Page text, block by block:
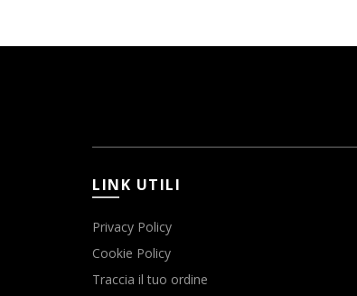
LINK UTILI
Privacy Policy
Cookie Policy
Traccia il tuo ordine